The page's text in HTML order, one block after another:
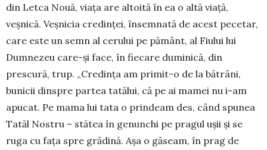
din Letca Nouă, viața are altoită în ea o altă viață,
veșnică. Veșnicia credinței, însemnată de acest pecetar,
care este un semn al cerului pe pământ, al Fiului lui
Dumnezeu care-și face, în fiecare duminică, din
prescură, trup. „Credința am primit-o de la bătrâni,
bunicii dinspre partea tatălui, că pe ai mamei nu i-am
apucat. Pe mama lui tata o prindeam des, când spunea
Tatăl Nostru – stătea în genunchi pe pragul ușii și se
ruga cu fața spre grădină. Așa o găseam, în prag de